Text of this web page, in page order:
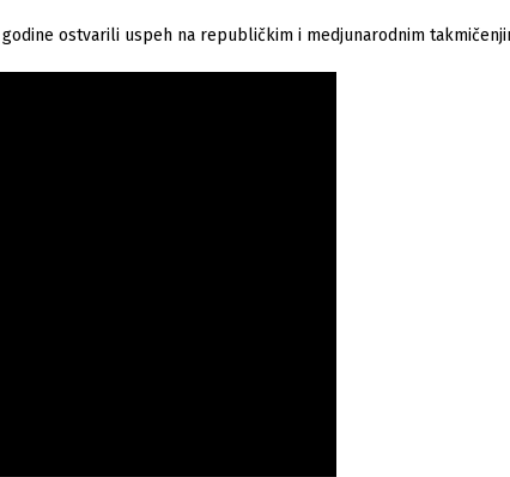
ostvarili uspeh na republičkim i medjunarodnim